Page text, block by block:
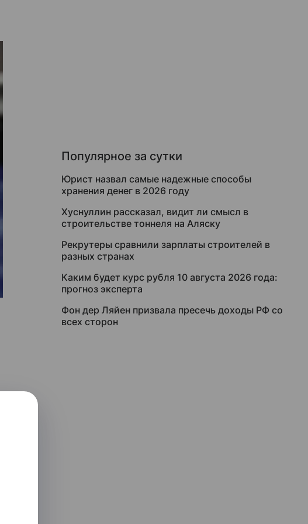
Популярное за сутки
Юрист назвал самые надежные способы
хранения денег в 2026 году
Хуснуллин рассказал, видит ли смысл в
строительстве тоннеля на Аляску
Рекрутеры сравнили зарплаты строителей в
разных странах
Каким будет курс рубля 10 августа 2026 года:
прогноз эксперта
Фон дер Ляйен призвала пресечь доходы РФ со
всех сторон